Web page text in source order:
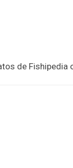
de Fishipedia